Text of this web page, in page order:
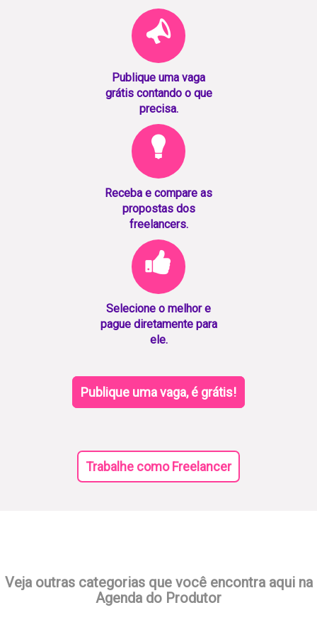
Publique uma vaga
grátis contando o que
precisa.
Receba e compare as
propostas dos
freelancers.
Selecione o melhor e
pague diretamente para
ele.
Publique uma vaga, é grátis!
Trabalhe como Freelancer
Veja outras categorias que você encontra aqui na
Agenda do Produtor